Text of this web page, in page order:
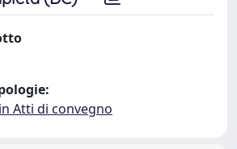
Atti di convegno